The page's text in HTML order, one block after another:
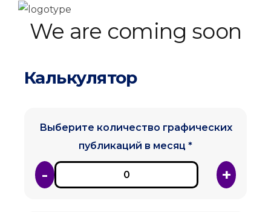
We are coming soon
Калькулятор
Выберите количество графических
публикаций в месяц *
- +